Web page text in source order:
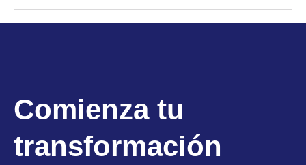
Comienza tu
transformación